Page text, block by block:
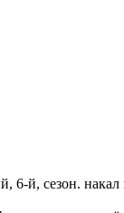
6-й, сезон. накал